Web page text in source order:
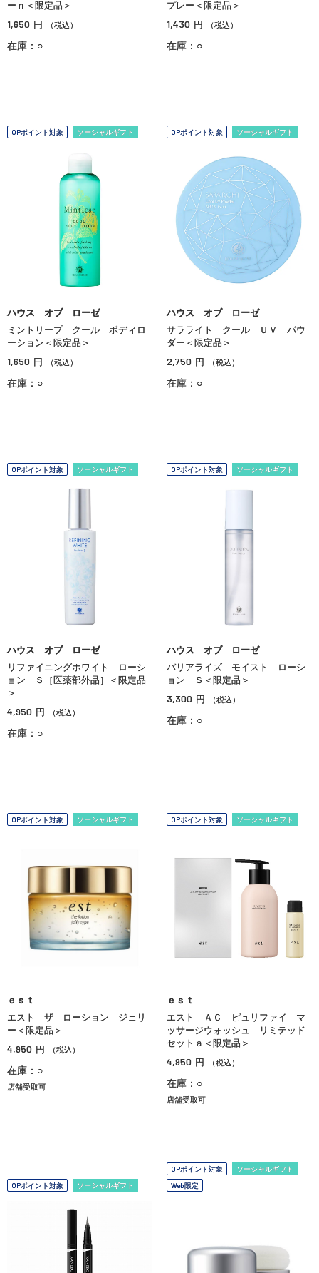
ーｎ＜限定品＞
1,650 円 （税込）
在庫：○
プレー＜限定品＞
1,430 円 （税込）
在庫：○
OPポイント対象 ソーシャルギフト
ハウス オブ ローゼ
ミントリープ クール ボディロ
ーション＜限定品＞
1,650 円 （税込）
在庫：○
OPポイント対象 ソーシャルギフト
ハウス オブ ローゼ
サラライト クール ＵＶ パウ
ダー＜限定品＞
2,750 円 （税込）
在庫：○
OPポイント対象 ソーシャルギフト
ハウス オブ ローゼ
リファイニングホワイト ローシ
ョン Ｓ［医薬部外品］＜限定品
＞
4,950 円 （税込）
在庫：○
OPポイント対象 ソーシャルギフト
ハウス オブ ローゼ
バリアライズ モイスト ローシ
ョン Ｓ＜限定品＞
3,300 円 （税込）
在庫：○
OPポイント対象 ソーシャルギフト
ｅｓｔ
エスト ザ ローション ジェリ
ー＜限定品＞
4,950 円 （税込）
在庫：○
店舗受取可
OPポイント対象 ソーシャルギフト
ｅｓｔ
エスト ＡＣ ピュリファイ マ
ッサージウォッシュ リミテッド
セットａ＜限定品＞
4,950 円 （税込）
在庫：○
店舗受取可
OPポイント対象 ソーシャルギフト
OPポイント対象
ソーシャルギフト
Web限定